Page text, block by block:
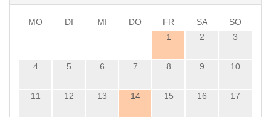
MO DI MI DO FR SA
SO
1
2 3
4 5 6 7 8 9 10
11 12 13 14 15 16 17